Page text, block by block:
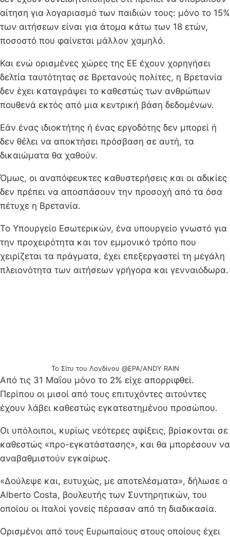
αίτηση για λογαριασμό των παιδιών τους: μόνο το 15%
των αιτήσεων είναι για άτομα κάτω των 18 ετών,
ποσοστό που φαίνεται μάλλον χαμηλό.
Και ενώ ορισμένες χώρες της ΕΕ έχουν χορηγήσει
δελτία ταυτότητας σε Βρετανούς πολίτες, η Βρετανία
δεν έχει καταγράψει το καθεστώς των ανθρώπων
πουθενά εκτός από μια κεντρική βάση δεδομένων.
Εάν ένας ιδιοκτήτης ή ένας εργοδότης δεν μπορεί ή
δεν θέλει να αποκτήσει πρόσβαση σε αυτή, τα
δικαιώματα θα χαθούν.
Όμως, οι αναπόφευκτες καθυστερήσεις και οι αδικίες
δεν πρέπει να αποσπάσουν την προσοχή από τα όσα
πέτυχε η Βρετανία.
Το Υπουργείο Εσωτερικών, ένα υπουργείο γνωστό για
την προχειρότητα και τον εμμονικό τρόπο που
χειρίζεται τα πράγματα, έχει επεξεργαστεί τη μεγάλη
πλειονότητα των αιτήσεων γρήγορα και γενναιόδωρα.
Το Σίτυ του Λονδίνου @EPA/ANDY RAIN
Από τις 31 Μαΐου μόνο το 2% είχε απορριφθεί.
Περίπου οι μισοί από τους επιτυχόντες αιτούντες
έχουν λάβει καθεστώς εγκατεστημένου προσώπου.
Οι υπόλοιποι, κυρίως νεότερες αφίξεις, βρίσκονται σε
καθεστώς «προ-εγκατάστασης», και θα μπορέσουν να
αναβαθμιστούν εγκαίρως.
«Δούλεψε και, ευτυχώς, με αποτελέσματα», δήλωσε ο
Alberto Costa, βουλευτής των Συντηρητικών, του
οποίου οι Ιταλοί γονείς πέρασαν από τη διαδικασία.
Ορισμένοι από τους Ευρωπαίους στους οποίους έχει